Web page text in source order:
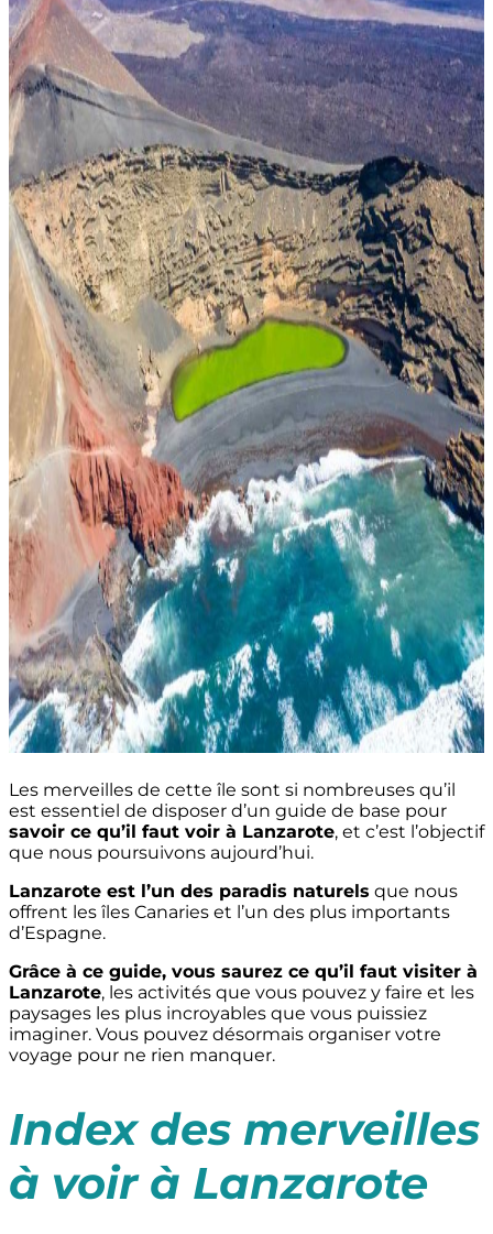
Les merveilles de cette île sont si nombreuses qu’il
est essentiel de disposer d’un guide de base pour
savoir ce qu’il faut voir à Lanzarote, et c’est l’objectif
que nous poursuivons aujourd’hui.
Lanzarote est l’un des paradis naturels que nous
offrent les îles Canaries et l’un des plus importants
d’Espagne.
Grâce à ce guide, vous saurez ce qu’il faut visiter à
Lanzarote, les activités que vous pouvez y faire et les
paysages les plus incroyables que vous puissiez
imaginer. Vous pouvez désormais organiser votre
voyage pour ne rien manquer.
Index des merveilles
à voir à Lanzarote